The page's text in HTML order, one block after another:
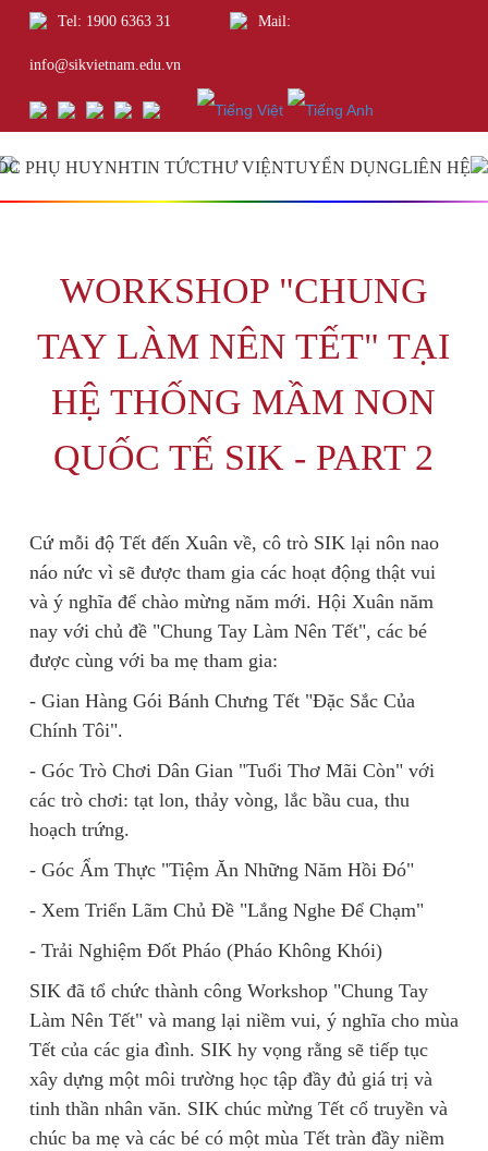
Tel: 1900 6363 31 Mail:
info@sikvietnam.edu.vn
PHỤ HUYNHTIN TỨCTHƯ VIỆNTUYỂN DỤNGLIÊN HỆ
WORKSHOP "CHUNG
TAY LÀM NÊN TẾT" TẠI
HỆ THỐNG MẦM NON
QUỐC TẾ SIK - PART 2
Cứ mỗi độ Tết đến Xuân về, cô trò SIK lại nôn nao
náo nức vì sẽ được tham gia các hoạt động thật vui
và ý nghĩa để chào mừng năm mới. Hội Xuân năm
nay với chủ đề "Chung Tay Làm Nên Tết", các bé
được cùng với ba mẹ tham gia:
- Gian Hàng Gói Bánh Chưng Tết "Đặc Sắc Của
Chính Tôi".
- Góc Trò Chơi Dân Gian "Tuổi Thơ Mãi Còn" với
các trò chơi: tạt lon, thảy vòng, lắc bầu cua, thu
hoạch trứng.
- Góc Ẩm Thực "Tiệm Ăn Những Năm Hồi Đó"
- Xem Triển Lãm Chủ Đề "Lắng Nghe Để Chạm"
- Trải Nghiệm Đốt Pháo (Pháo Không Khói)
SIK đã tổ chức thành công Workshop "Chung Tay
Làm Nên Tết" và mang lại niềm vui, ý nghĩa cho mùa
Tết của các gia đình. SIK hy vọng rằng sẽ tiếp tục
xây dựng một môi trường học tập đầy đủ giá trị và
tinh thần nhân văn. SIK chúc mừng Tết cổ truyền và
chúc ba mẹ và các bé có một mùa Tết tràn đầy niềm